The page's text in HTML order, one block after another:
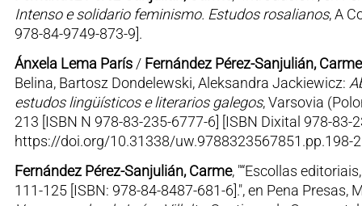
Intenso e solidario feminismo. Estudos rosalianos, A
978-84-9749-873-9].
Ánxela Lema París/ Fernández Pérez-Sanjulián, Carme
Belina, Bartosz Dondelewski, Aleksandra Jackiewicz:
estudos lingüísticos e literarios galegos, Varsovia
213 [ISBN N 978-83-235-6777-6] [ISBN Dixital 978-83-
https://doi.org/10.31338/uw.9788323567851.pp.198-
Fernández Pérez-Sanjulián, Carme, "“Escollas
111-125 [ISBN: 978-84-8487-681-6].", en Pena